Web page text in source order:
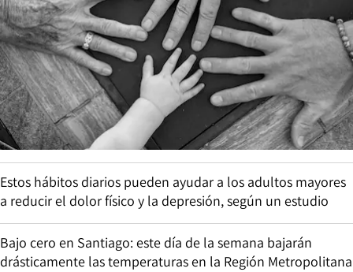
Estos hábitos diarios pueden ayudar a los adultos mayores
a reducir el dolor físico y la depresión, según un estudio
Bajo cero en Santiago: este día de la semana bajarán
drásticamente las temperaturas en la Región Metropolitana